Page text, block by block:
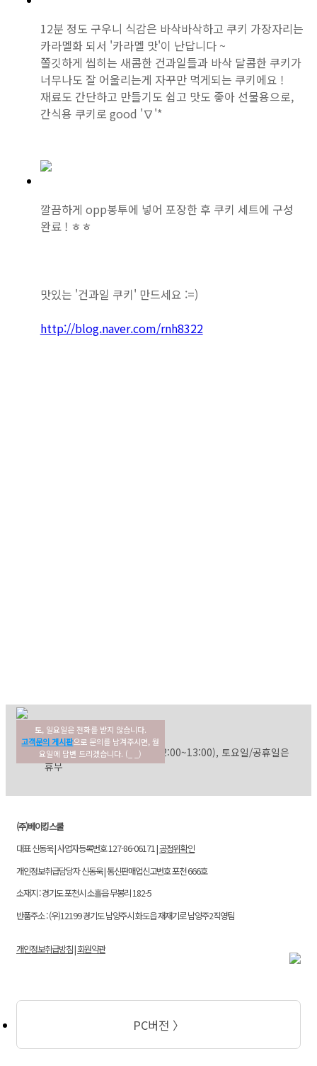
12분 정도 구우니 식감은 바삭바삭하고 쿠키 가장자리는
카라멜화 되서 '카라멜 맛'이 난답니다 ~
쫄깃하게 씹히는 새콤한 건과일들과 바삭 달콤한 쿠키가
너무나도 잘 어울리는게 자꾸만 먹게되는 쿠키에요 !
재료도 간단하고 만들기도 쉽고 맛도 좋아 선물용으로,
간식용 쿠키로 good '∇'*
깔끔하게 opp봉투에 넣어 포장한 후 쿠키 세트에 구성
완료 ! ㅎㅎ
맛있는 '건과일 쿠키' 만드세요 :=)
http://blog.naver.com/rnh8322
토, 일요일은 전화를 받지 않습니다.
고객문의 게시판으로 문의를 남겨주시면, 월
요일에 답변 드리겠습니다. (_ _)
고객센터 02-354-3022
평일: 09:30~17:30 (점심: 12:00~13:00), 토요일/공휴일은
휴무
(주)베이킹스쿨
대표 신동욱 | 사업자등록번호 127-86-06171 |공정위확인
개인정보취급담당자 신동욱 | 통신판매업신고번호 포천 666호
소재지 : 경기도 포천시 소흘읍 무봉리 182-5
반품주소 : (우)12199 경기도 남양주시 화도읍 재재기로 남양주2직영팀
개인정보취급방침|회원약관
PC버전 〉